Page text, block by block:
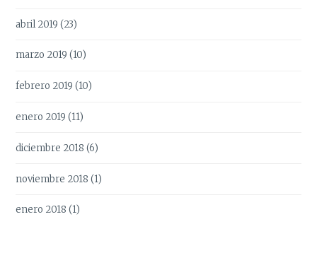
abril 2019 (23)
marzo 2019 (10)
febrero 2019 (10)
enero 2019 (11)
diciembre 2018 (6)
noviembre 2018 (1)
enero 2018 (1)